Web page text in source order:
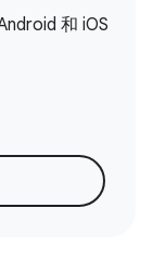
和 iOS